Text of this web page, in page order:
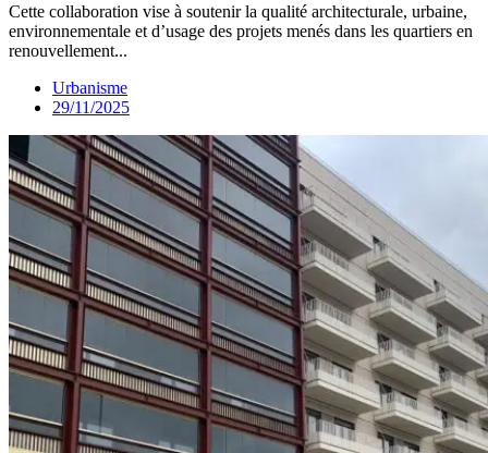
Cette collaboration vise à soutenir la qualité architecturale, urbaine,
environnementale et d’usage des projets menés dans les quartiers en
renouvellement...
Urbanisme
29/11/2025